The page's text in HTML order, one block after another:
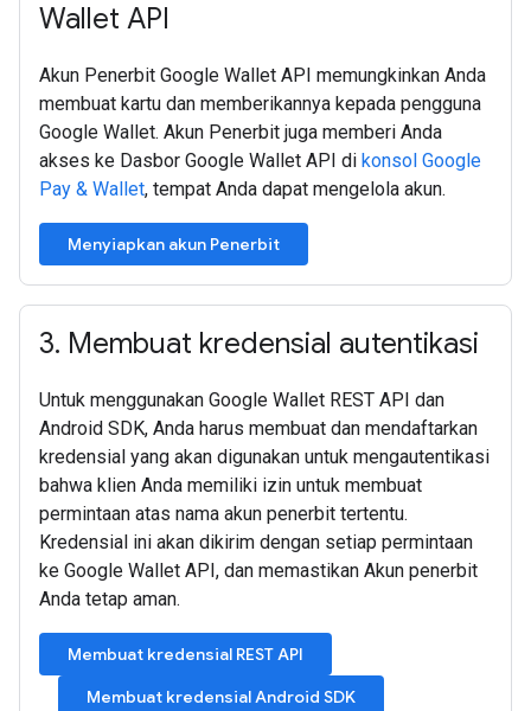
Wallet API
Akun Penerbit Google Wallet API memungkinkan Anda
membuat kartu dan memberikannya kepada pengguna
Google Wallet. Akun Penerbit juga memberi Anda
akses ke Dasbor Google Wallet API di konsol Google
Pay & Wallet, tempat Anda dapat mengelola akun.
Menyiapkan akun Penerbit
3. Membuat kredensial autentikasi
Untuk menggunakan Google Wallet REST API dan
Android SDK, Anda harus membuat dan mendaftarkan
kredensial yang akan digunakan untuk mengautentikasi
bahwa klien Anda memiliki izin untuk membuat
permintaan atas nama akun penerbit tertentu.
Kredensial ini akan dikirim dengan setiap permintaan
ke Google Wallet API, dan memastikan Akun penerbit
Anda tetap aman.
Membuat kredensial REST API
Membuat kredensial Android SDK